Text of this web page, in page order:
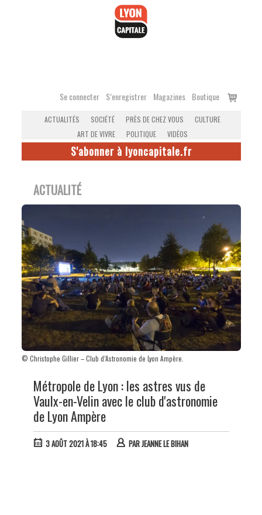
Se connecter S’enregistrer Magazines Boutique
Voir
ACTUALITÉS SOCIÉTÉ PRÈS DE CHEZ VOUS
CULTURE
ART DE VIVRE
POLITIQUE VIDÉOS
S'abonner à lyoncapitale.fr
ACTUALITÉ
© Christophe Gillier – Club d’Astronomie de Lyon Ampère.
Métropole de Lyon : les astres vus de
Vaulx-en-Velin avec le club d'astronomie
de Lyon Ampère
3 AOÛT 2021 À 18:45 PARJEANNE LE BIHAN